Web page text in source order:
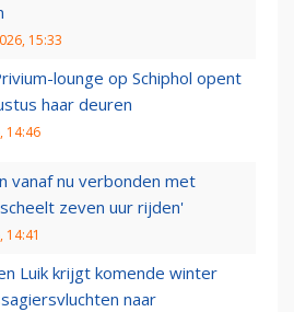
15:33
lounge op Schiphol opent
haar deuren
14:46
vanaf nu verbonden met
zeven uur rijden'
14:41
Luik krijgt komende winter
naar